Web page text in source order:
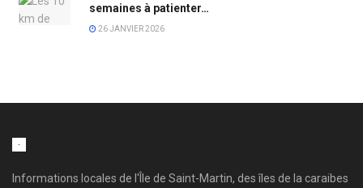
semaines à patienter…
26 JANVIER 2026
Informations locales de l'Île de Saint-Martin, des îles de la caraibes